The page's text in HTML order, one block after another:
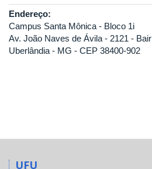
Endereço:
Campus Santa Mônica - Bloco 1i
Av. João Naves de Ávila - 2121 -
Uberlândia - MG - CEP 38400-902
UFU